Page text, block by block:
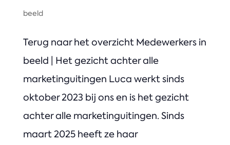
beeld
Terug naar het overzicht Medewerkers in
beeld | Het gezicht achter alle
marketinguitingen Luca werkt sinds
oktober 2023 bij ons en is het gezicht
achter alle marketinguitingen. Sinds
maart 2025 heeft ze haar